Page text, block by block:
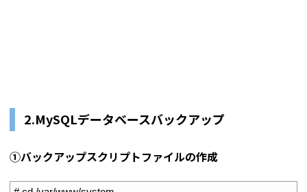
2.MySQLデータベースバックアップ
①バックアップスクリプトファイルの作成